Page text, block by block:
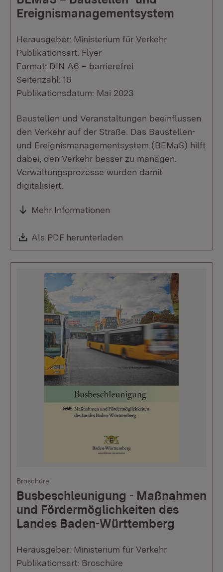
Ereignismanagementsystem
Herausgeber: Ministerium für Verkehr
Publikationsart: Flyer
Format: DIN A6 – barrierefrei
Seitenzahl: 16
Publikationsdatum: Mai 2023
Baustellen und Veranstaltungen beeinflussen
den Verkehr auf der Straße. Das Baustellen-
und Ereignismanagementsystem (BEMaS) hilft
dabei, den Verkehr besser zu managen.
Verwaltungsprozesse wurden damit
digitalisiert.
Mehr Informationen
Download:
Als PDF herunterladen
Broschüre
Busbeschleunigung - Maßnahmen
und Fördermöglichkeiten des
Landes Baden-Württemberg
Herausgeber: Ministerium für Verkehr
Publikationsart: Broschüre